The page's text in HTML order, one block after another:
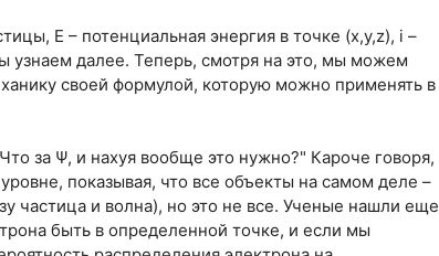
E – потенциальная энергия в точке (х,у,z), i –
узнаем далее. Теперь, смотря на это, мы можем
своей формулой, которую можно применять в
за Ψ, и нахуя вообще это нужно?" Кароче говоря,
показывая, что все объекты на самом деле –
частица и волна), но это не все. Ученые нашли еще
быть в определенной точке, и если мы